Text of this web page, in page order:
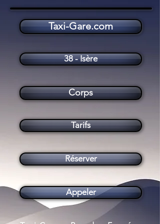
Tarifs
Taxi Corps (38970)
Corps
Taxi-Gare.com
Réserver
Appeler
38 - Isère